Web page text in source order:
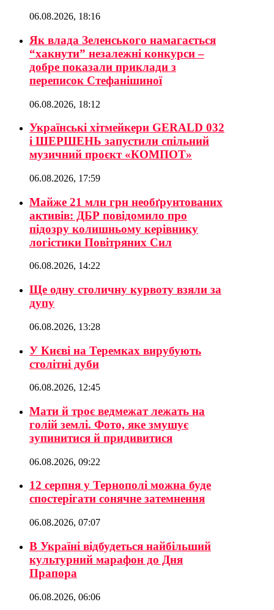
06.08.2026, 18:16
Як влада Зеленського намагається
“хакнути” незалежні конкурси –
добре показали приклади з
переписок Стефанішиної
06.08.2026, 18:12
Українські хітмейкери GERALD 032
і ШЕРШЕНЬ запустили спільний
музичний проєкт «КОМПОТ»
06.08.2026, 17:59
Майже 21 млн грн необґрунтованих
активів: ДБР повідомило про
підозру колишньому керівнику
логістики Повітряних Сил
06.08.2026, 14:22
Ще одну столичну курвоту взяли за
дупу
06.08.2026, 13:28
У Києві на Теремках вирубують
столітні дуби
06.08.2026, 12:45
Мати й троє ведмежат лежать на
голій землі. Фото, яке змушує
зупинитися й придивитися
06.08.2026, 09:22
12 серпня у Тернополі можна буде
спостерігати сонячне затемнення
06.08.2026, 07:07
В Україні відбудеться найбільший
культурний марафон до Дня
Прапора
06.08.2026, 06:06